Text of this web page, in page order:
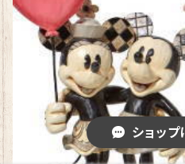
ショップ